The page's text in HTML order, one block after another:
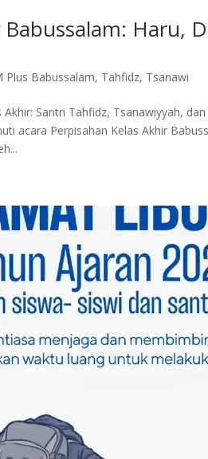
Haru,
Plus Babussalam, Tahfidz, Tsanawi
Santri Tahfidz, Tsanawiyyah,
acara Perpisahan Kelas Akhir